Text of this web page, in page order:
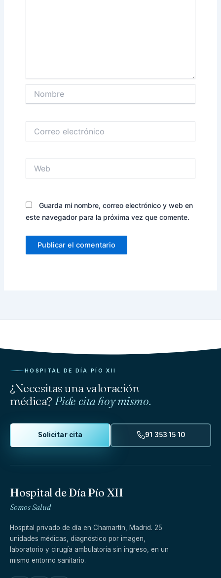
electrónico
Guarda mi nombre, correo electrónico y web en
este navegador para la próxima vez que comente.
HOSPITAL DE DÍA PÍO XII
¿Necesitas una valoración
médica? Pide cita hoy mismo.
Solicitar cita 91 353 15 10
Hospital de Día Pío XII
Somos Salud
Hospital privado de día en Chamartín, Madrid. 25
unidades médicas, diagnóstico por imagen,
laboratorio y cirugía ambulatoria sin ingreso, en un
mismo entorno sanitario.